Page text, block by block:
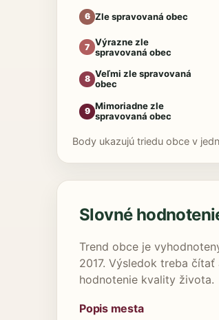
6 Zle spravovaná obec
7 Výrazne zle
spravovaná obec
8 Veľmi zle spravovaná
obec
9 Mimoriadne zle
spravovaná obec
Body ukazujú triedu obce v
Slovné
Trend obce je
2017. Výsledok treba
hodnotenie kvality života.
Popis mesta